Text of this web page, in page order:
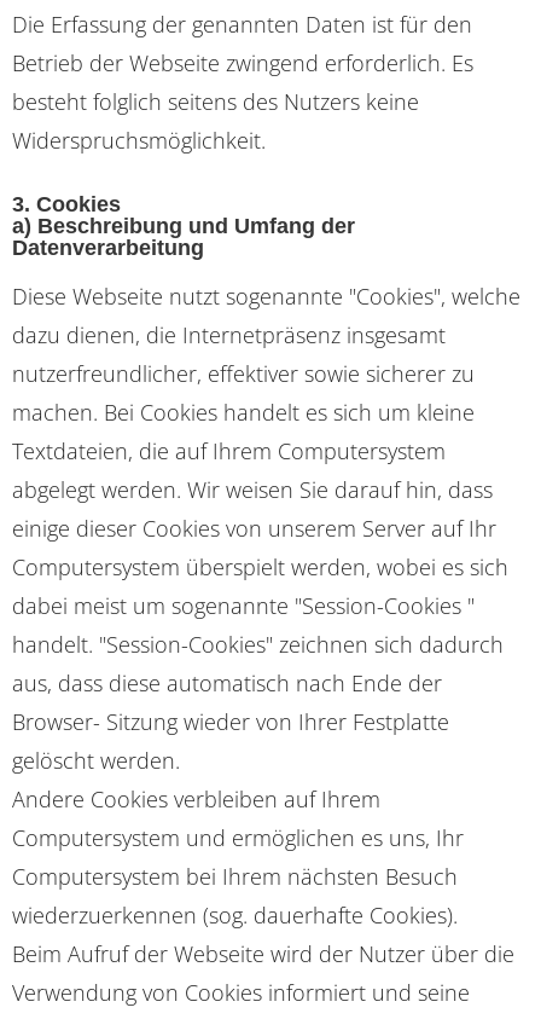
Die Erfassung der genannten Daten ist für den
Betrieb der Webseite zwingend erforderlich. Es
besteht folglich seitens des Nutzers keine
Widerspruchsmöglichkeit.
3. Cookies
a) Beschreibung und Umfang der
Datenverarbeitung
Diese Webseite nutzt sogenannte "Cookies", welche
dazu dienen, die Internetpräsenz insgesamt
nutzerfreundlicher, effektiver sowie sicherer zu
machen. Bei Cookies handelt es sich um kleine
Textdateien, die auf Ihrem Computersystem
abgelegt werden. Wir weisen Sie darauf hin, dass
einige dieser Cookies von unserem Server auf Ihr
Computersystem überspielt werden, wobei es sich
dabei meist um sogenannte "Session-Cookies "
handelt. "Session-Cookies" zeichnen sich dadurch
aus, dass diese automatisch nach Ende der
Browser- Sitzung wieder von Ihrer Festplatte
gelöscht werden.
Andere Cookies verbleiben auf Ihrem
Computersystem und ermöglichen es uns, Ihr
Computersystem bei Ihrem nächsten Besuch
wiederzuerkennen (sog. dauerhafte Cookies).
Beim Aufruf der Webseite wird der Nutzer über die
Verwendung von Cookies informiert und seine